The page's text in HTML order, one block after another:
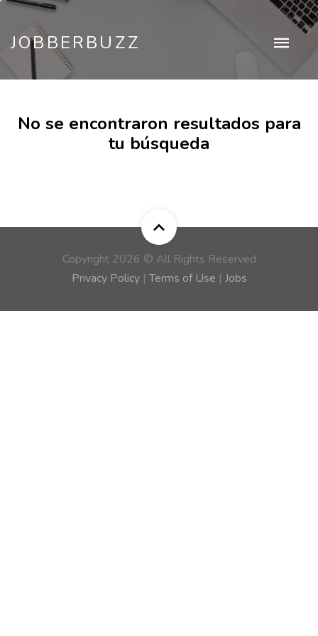
JOBBERBUZZ
No se encontraron resultados para
tu búsqueda
Copyright 2026 © All Rights Reserved
Privacy Policy|Terms of Use | Jobs